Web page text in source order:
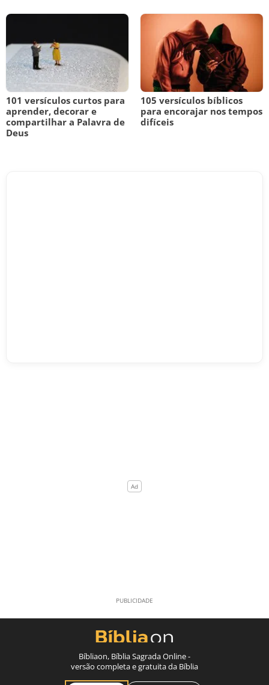
101 versículos curtos para
aprender, decorar e
compartilhar a Palavra de
Deus
105 versículos bíblicos
para encorajar nos tempos
difíceis
Bíbliaon, Bíblia Sagrada Online -
versão completa e gratuita da Bíblia